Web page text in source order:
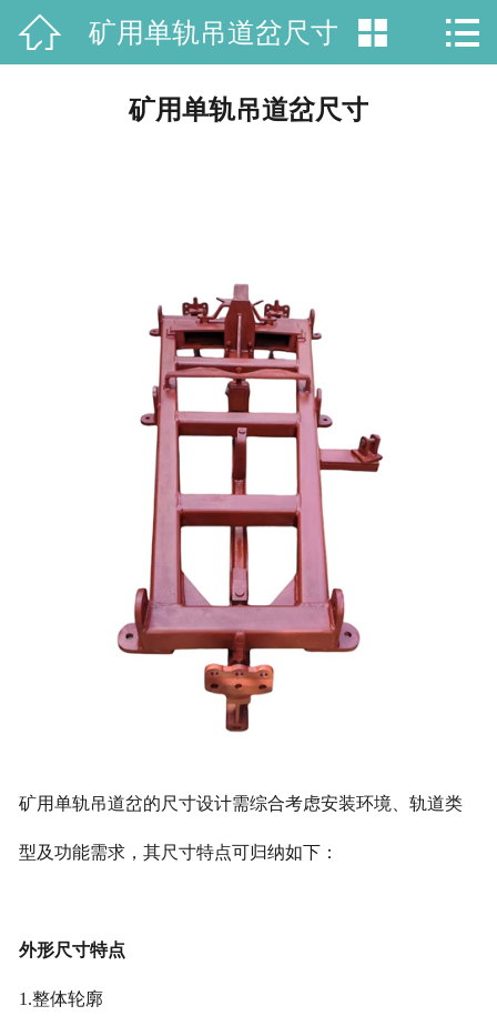
 网站首页
联系我们
 矿用单轨吊道岔尺寸  
矿用单轨吊道岔尺寸
矿用单轨吊道岔的尺寸设计需综合考虑安装环境、轨道类
型及功能需求，其尺寸特点可归纳如下：
外形尺寸特点
1.整体轮廓